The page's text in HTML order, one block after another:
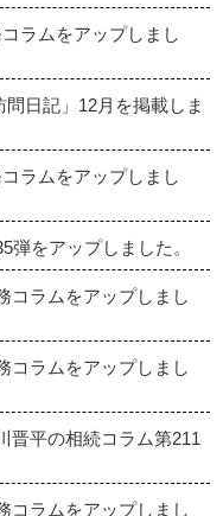
ラムをアップしまし
日記」12月を掲載しま
ラムをアップしまし
をアップしました。
ラムをアップしまし
ラムをアップしまし
平の相続コラム第211
ラムをアップしまし